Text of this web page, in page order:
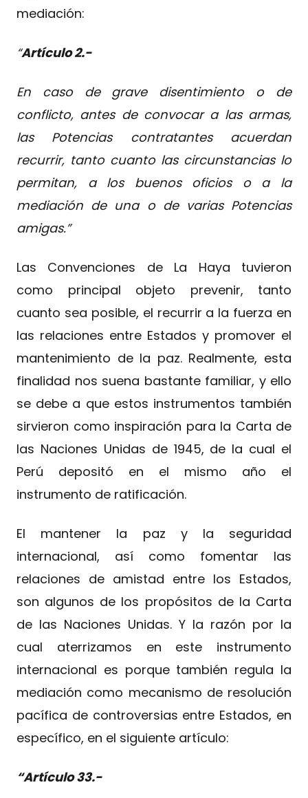
mediación:
“Artículo 2.-
En caso de grave disentimiento o de
conflicto, antes de convocar a las armas,
las Potencias contratantes acuerdan
recurrir, tanto cuanto las circunstancias lo
permitan, a los buenos oficios o a la
mediación de una o de varias Potencias
amigas.”
Las Convenciones de La Haya tuvieron
como principal objeto prevenir, tanto
cuanto sea posible, el recurrir a la fuerza en
las relaciones entre Estados y promover el
mantenimiento de la paz. Realmente, esta
finalidad nos suena bastante familiar, y ello
se debe a que estos instrumentos también
sirvieron como inspiración para la Carta de
las Naciones Unidas de 1945, de la cual el
Perú depositó en el mismo año el
instrumento de ratificación.
El mantener la paz y la seguridad
internacional, así como fomentar las
relaciones de amistad entre los Estados,
son algunos de los propósitos de la Carta
de las Naciones Unidas. Y la razón por la
cual aterrizamos en este instrumento
internacional es porque también regula la
mediación como mecanismo de resolución
pacífica de controversias entre Estados, en
específico, en el siguiente artículo:
“Artículo 33.-